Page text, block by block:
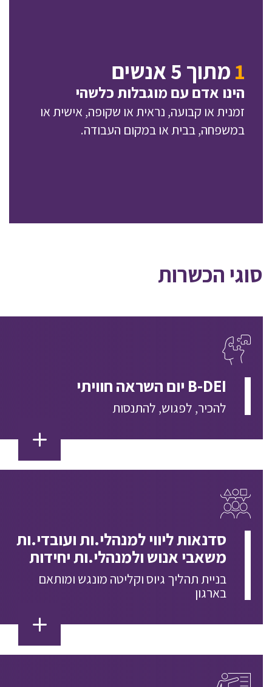
1מתוך 5 אנשים
הינו אדם עם מוגבלות כלשהי
זמנית או קבועה, נראית או שקופה, אישית או
במשפחה, בבית או במקום העבודה.
סוגי הכשרות
B-DEI יום השראה חוויתי
להכיר, לפגוש, להתנסות
סדנאות ליווי למנהלי.ות ועובדי.ות
משאבי אנוש ולמנהלי.ות יחידות
בניית תהליך גיוס וקליטה מונגש ומותאם
בארגון